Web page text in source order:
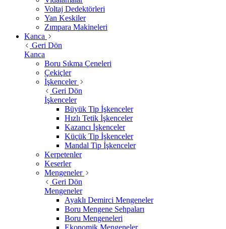
Voltaj Dedektörleri
Yan Keskiler
Zımpara Makineleri
Kanca
Geri Dön
Kanca
Boru Sıkma Çeneleri
Çekiçler
İşkenceler
Geri Dön
İşkenceler
Büyük Tip İşkenceler
Hızlı Tetik İşkenceler
Kazancı İşkenceler
Küçük Tip İşkenceler
Mandal Tip İşkenceler
Kerpetenler
Keserler
Mengeneler
Geri Dön
Mengeneler
Ayaklı Demirci Mengeneler
Boru Mengene Sehpaları
Boru Mengeneleri
Ekonomik Mengeneler